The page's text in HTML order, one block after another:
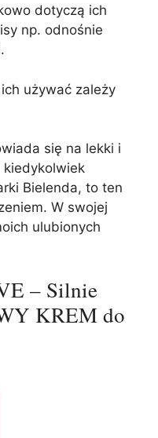
dotyczą ich
np. odnośnie
używać zależy
się na lekki i
kiedykolwiek
Bielenda, to ten
W swojej
ulubionych
– Silnie
KREM do